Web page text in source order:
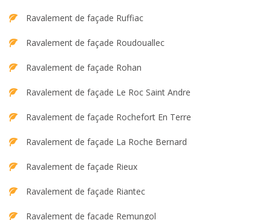
Ravalement de façade Ruffiac
Ravalement de façade Roudouallec
Ravalement de façade Rohan
Ravalement de façade Le Roc Saint Andre
Ravalement de façade Rochefort En Terre
Ravalement de façade La Roche Bernard
Ravalement de façade Rieux
Ravalement de façade Riantec
Ravalement de façade Remungol